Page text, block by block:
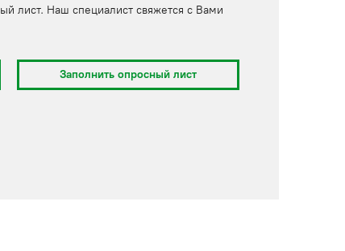
лист. Наш специалист свяжется с Вами
Заполнить опросный лист